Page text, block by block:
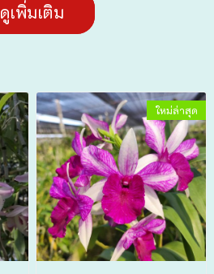
ดูเพิ่มเติม
ใหม่ล่าสุด